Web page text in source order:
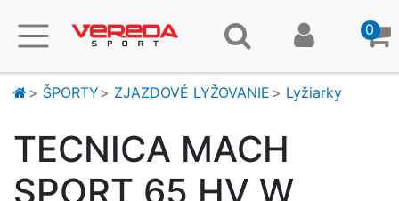
0
ŠPORTY ZJAZDOVÉ LYŽOVANIE Lyžiarky
TECNICA MACH
SPORT 65 HV W